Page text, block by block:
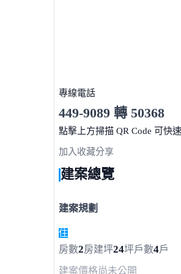
專線電話
449-9089 轉 50368
服務時間 9:30-18:00
點擊上方掃描 QR Code 可快
加入收藏分享
建案總覽
建案規劃
住
房數2房建坪24坪戶數4戶
建案價格尚未公開